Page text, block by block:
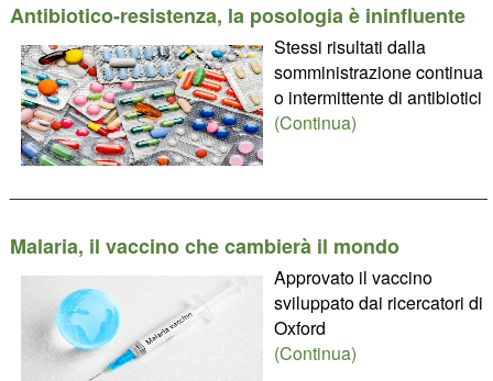
Antibiotico-resistenza, la posologia è ininfluente
Stessi risultati dalla
somministrazione continua
o intermittente di antibiotici
(Continua)
Malaria, il vaccino che cambierà il mondo
Approvato il vaccino
sviluppato dai ricercatori di
Oxford
(Continua)